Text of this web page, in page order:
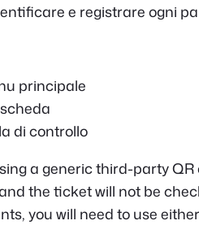
e registrare ogni
principale
scheda
di controllo
a generic third-party
the ticket will not be
you will need to use